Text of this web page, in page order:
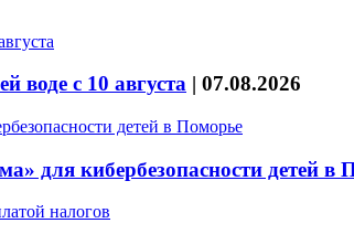
воде с 10 августа | 07.08.2026
для кибербезопасности детей в